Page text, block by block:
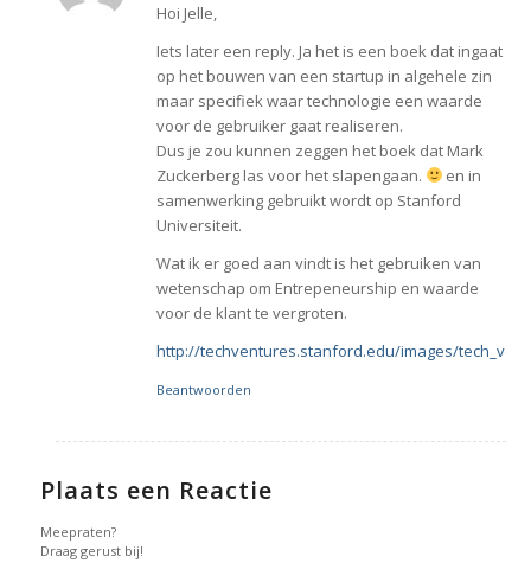
Hoi Jelle,
Iets later een reply. Ja het is een boek dat ingaat
op het bouwen van een startup in algehele zin
maar specifiek waar technologie een waarde
voor de gebruiker gaat realiseren.
Dus je zou kunnen zeggen het boek dat Mark
Zuckerberg las voor het slapengaan.
en in
samenwerking gebruikt wordt op Stanford
Universiteit.
Wat ik er goed aan vindt is het gebruiken van
wetenschap om Entrepeneurship en waarde
voor de klant te vergroten.
http://techventures.stanford.edu/images/
Beantwoorden
Plaats een Reactie
Meepraten?
Draag gerust bij!